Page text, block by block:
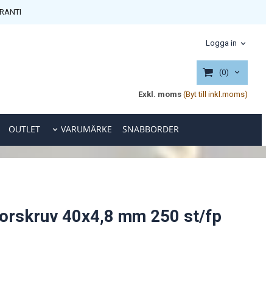
Logga in
(0)
Exkl. moms (Byt till inkl.moms)
OUTLET VARUMÄRKE SNABBORDER
40x4,8 mm 250 st/fp